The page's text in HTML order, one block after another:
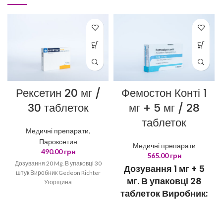
Рексетин 20 мг /
30 таблеток
Медичні препарати,
Пароксетин
490.00грн
Дозування 20 Mg. В упаковці 30
штук Виробник Gedeon Richter
Угорщина
Фемостон Конті 1
мг + 5 мг / 28
таблеток
Медичні препарати
565.00грн
Дозування 1 мг + 5
мг. В упаковці 28
таблеток Виробник: